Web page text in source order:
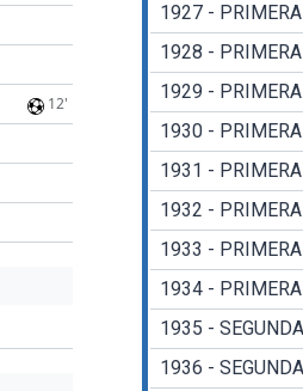
12'
1927 -
1928 -
1929 -
1930 -
1931 -
1932 -
1933 -
1934 -
1935 -
1936 -